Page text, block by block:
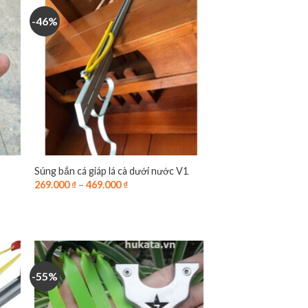
-46%
Súng bắn cá giáp lá cà dưới nước V1
269.000₫– 469.000₫
-55%